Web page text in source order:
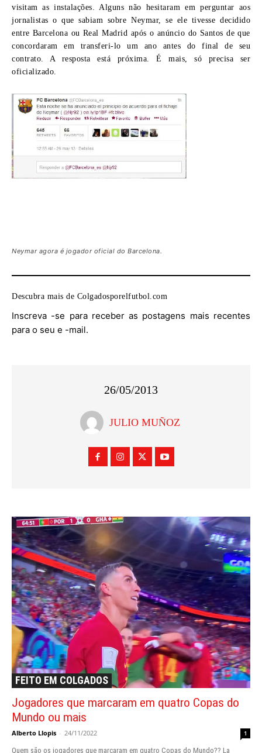
visitam as instalações. Alguns não hesitaram em perguntar aos
jornalistas o que sabiam sobre Neymar, se ele tivesse decidido
entre Barcelona ou Real Madrid após o anúncio do Santos de que
concordaram em transferi-lo um ano antes do final de seu
contrato. A resposta está próxima. É mais, só precisa ser
oficializado.
Neymar agora é jogador oficial do Barcelona.
Descubra mais de Colgadosporelfutbol.com
Inscreva -se para receber as postagens mais recentes
para o seu e -mail.
26/05/2013
JULIO MUÑOZ
FEITO EM COLGADOS
Jogadores que marcaram em quatro Copas do
Mundo ou mais
Alberto Llopis - 24/11/2022 1
Quem são os jogadores que marcaram em quatro Copas do Mundo?? La